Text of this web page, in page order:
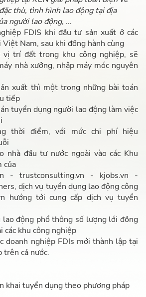
thù, tình hình lao động tại địa
người lao động, ...
FDIS khi đầu tư sản xuất ở các
Nam, sau khi đồng hành cùng
vị trí đất trong khu công nghiệp, sẽ
nhà xưởng, nhập máy móc nguyên
xuất thì một trong những bài toán
tiếp
tuyển dụng người lao động làm việc
thời điểm, với mức chi phí hiệu
nhà đầu tư nước ngoài vào các Khu
của
- trustconsulting.vn - kjobs.vn -
dịch vụ tuyển dụng lao động công
hướng tới cung cấp dịch vụ tuyển
động phổ thông số lượng lới đồng
khu công nghiệp
doanh nghiệp FDIs mới thành lập tại
trên cả nước.
khai tuyển dụng theo phương pháp